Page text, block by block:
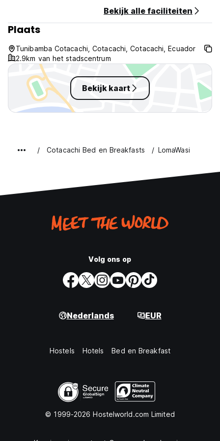
Ontbijt niet inbegrepen. (Auto-translated from original
language)
Bekijk alle faciliteiten
Plaats
Tunibamba Cotacachi, Cotacachi, Cotacachi, Ecuador
2.9km van het stadscentrum
Bekijk kaart
Cotacachi Bed en Breakfasts LomaWasi
Volg ons op
Nederlands EUR
Hostels Hotels Bed en Breakfast
© 1999-2026 Hostelworld.com Limited